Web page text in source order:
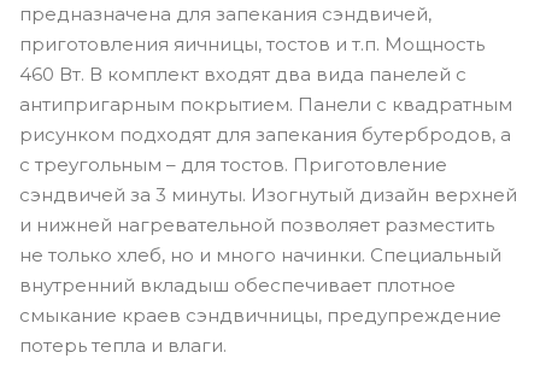
предназначена для запекания сэндвичей,
приготовления яичницы, тостов и т.п. Мощность
460 Вт. В комплект входят два вида панелей с
антипригарным покрытием. Панели с квадратным
рисунком подходят для запекания бутербродов, а
с треугольным – для тостов. Приготовление
сэндвичей за 3 минуты. Изогнутый дизайн верхней
и нижней нагревательной позволяет разместить
не только хлеб, но и много начинки. Специальный
внутренний вкладыш обеспечивает плотное
смыкание краев сэндвичницы, предупреждение
потерь тепла и влаги.